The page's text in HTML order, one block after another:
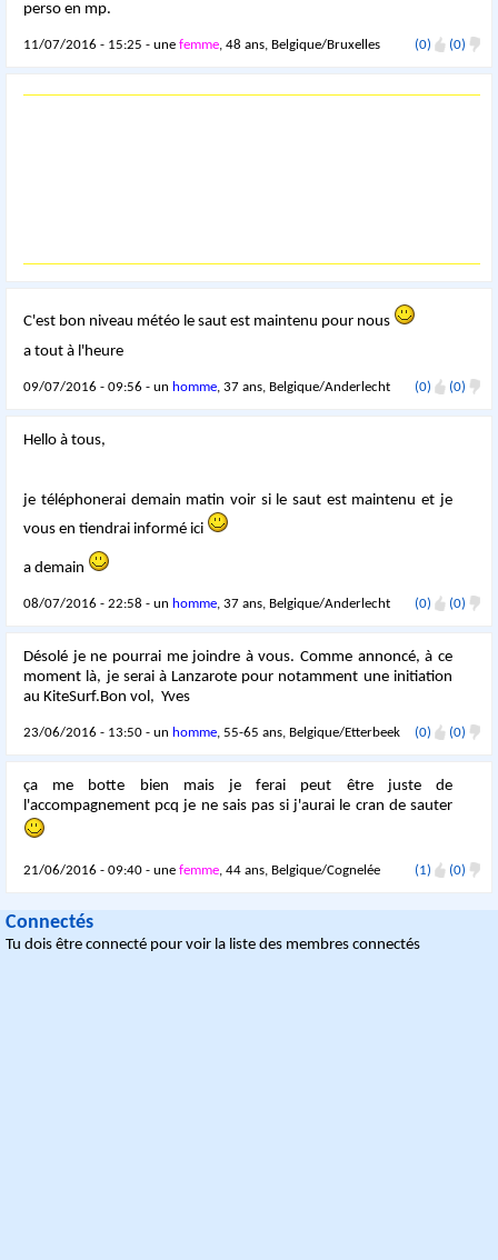
perso en mp.
11/07/2016 - 15:25 - unefemme, 48 ans, Belgique/Bruxelles (0) (0)
C'est bon niveau météo le saut est maintenu pour nous
a tout à l'heure
09/07/2016 - 09:56 - un homme, 37 ans, Belgique/Anderlecht (0) (0)
Hello à tous,
je téléphonerai demain matin voir si le saut est maintenu et je
vous en tiendrai informé ici
a demain
08/07/2016 - 22:58 - un homme, 37 ans, Belgique/Anderlecht (0) (0)
Désolé je ne pourrai me joindre à vous. Comme annoncé, à ce
moment là, je serai à Lanzarote pour notamment une initiation
au KiteSurf.Bon vol, Yves
23/06/2016 - 13:50 - un homme, 55-65 ans, Belgique/Etterbeek (0) (0)
ça me botte bien mais je ferai peut être juste de
l'accompagnement pcq je ne sais pas si j'aurai le cran de sauter
21/06/2016 - 09:40 - unefemme, 44 ans, Belgique/Cognelée (1) (0)
Connectés
Tu dois être connecté pour voir la liste des membres connectés